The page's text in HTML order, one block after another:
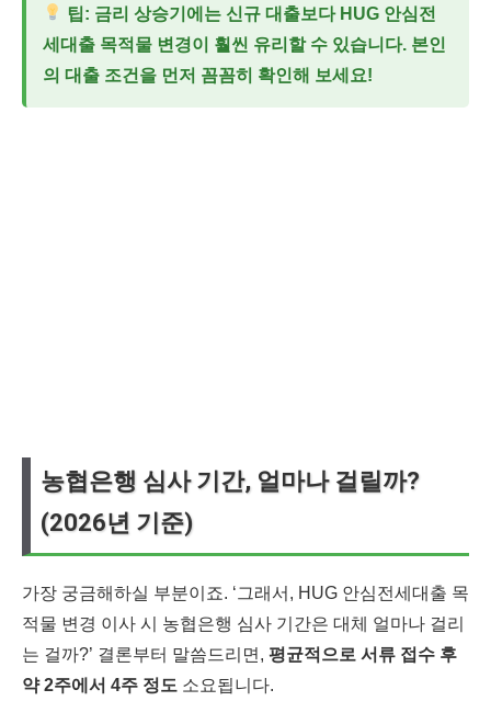
팁: 금리 상승기에는 신규 대출보다 HUG 안심전
세대출 목적물 변경이 훨씬 유리할 수 있습니다. 본인
의 대출 조건을 먼저 꼼꼼히 확인해 보세요!
농협은행 심사 기간, 얼마나 걸릴까?
(2026년 기준)
가장 궁금해하실 부분이죠. ‘그래서, HUG 안심전세대출 목
적물 변경 이사 시 농협은행 심사 기간은 대체 얼마나 걸리
는 걸까?’ 결론부터 말씀드리면, 평균적으로 서류 접수 후
약 2주에서 4주 정도 소요됩니다.